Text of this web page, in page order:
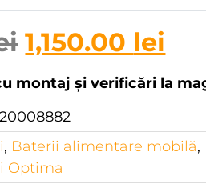
1,150.00 lei
montaj și verificări la
, Baterii alimentare mobilă,
Optima